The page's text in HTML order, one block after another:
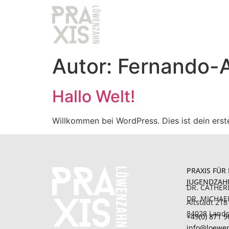
Autor: Fernando-
Hallo Welt!
Willkommen bei WordPress. Dies ist dein
PRAXIS
DR.
DR.
Altstadt 218
84028
+49(0) 871